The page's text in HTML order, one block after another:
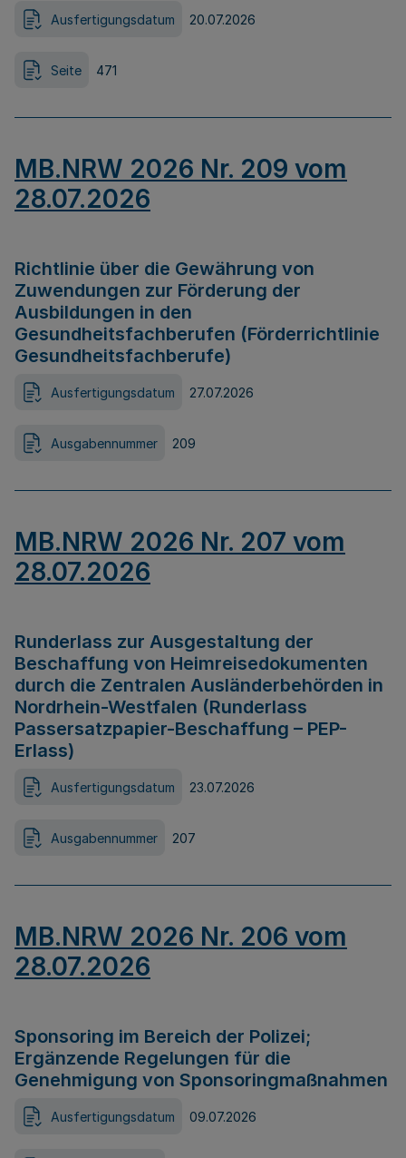
Ausfertigungsdatum 20.07.2026
Seite 471
MB.NRW 2026 Nr. 209 vom
28.07.2026
Richtlinie über die Gewährung von
Zuwendungen zur Förderung der
Ausbildungen in den
Gesundheitsfachberufen (Förderrichtlinie
Gesundheitsfachberufe)
Ausfertigungsdatum 27.07.2026
Ausgabennummer 209
MB.NRW 2026 Nr. 207 vom
28.07.2026
Runderlass zur Ausgestaltung der
Beschaffung von Heimreisedokumenten
durch die Zentralen Ausländerbehörden in
Nordrhein-Westfalen (Runderlass
Passersatzpapier-Beschaffung – PEP-
Erlass)
Ausfertigungsdatum 23.07.2026
Ausgabennummer 207
MB.NRW 2026 Nr. 206 vom
28.07.2026
Sponsoring im Bereich der Polizei;
Ergänzende Regelungen für die
Genehmigung von Sponsoringmaßnahmen
Ausfertigungsdatum 09.07.2026